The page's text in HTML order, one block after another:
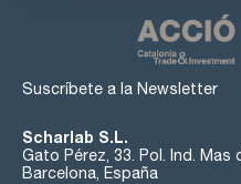
Suscríbete a la Newsletter
Scharlab S.L.
Gato Pérez, 33. Pol. Ind. Mas
Barcelona, España